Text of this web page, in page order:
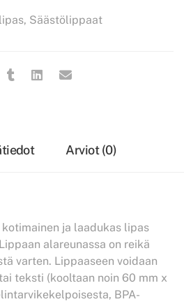
, Säästölippaat
Arviot (0)
ja laadukas lipas
alareunassa on reikä
varten. Lippaaseen voidaan
teksti (kooltaan noin 60 mm x
BPA-